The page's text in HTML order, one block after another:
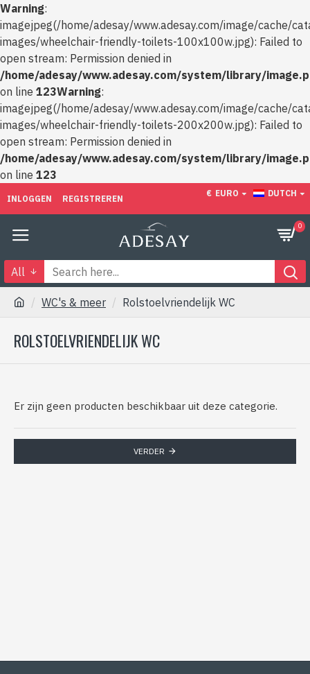
Warning:
imagejpeg(/home/adesay/www.adesay.com/image/cache/
images/wheelchair-friendly-toilets-100x100w.jpg): Failed to
open stream: Permission denied in
/home/adesay/www.adesay.com/system/library/
on line 123Warning:
imagejpeg(/home/adesay/www.adesay.com/image/cache/
images/wheelchair-friendly-toilets-200x200w.jpg): Failed to
open stream: Permission denied in
/home/adesay/www.adesay.com/system/library/
on line 123
INLOGGEN REGISTREREN
€ EURO DUTCH
0
All
WC's & meer Rolstoelvriendelijk WC
ROLSTOELVRIENDELIJK WC
Er zijn geen producten beschikbaar uit deze categorie.
VERDER